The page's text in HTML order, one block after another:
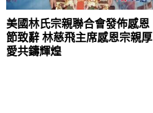
美國林氏宗親聯合會發佈感恩
節致辭 林慈飛主席感恩宗親厚
愛共鑄輝煌